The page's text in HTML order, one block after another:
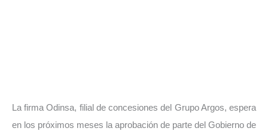
La firma Odinsa, filial de concesiones del Grupo Argos, espera
en los próximos meses la aprobación de parte del Gobierno de